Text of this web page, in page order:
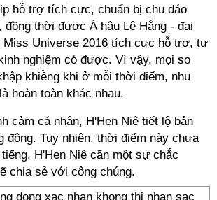
hỗ trợ tích cực, chuẩn bị chu đáo
đồng thời được Á hậu Lệ Hằng - đại
Miss Universe 2016 tích cực hỗ trợ, tư
nghiệm có được. Vì vậy, mọi so
khiễng khi ở mỗi thời điểm, nhu
hoàn toàn khác nhau.
cảm cá nhân, H'Hen Niê tiết lộ bản
động. Tuy nhiên, thời điểm này chưa
H'Hen Niê cần một sự chắc
chia sẻ với công chúng.